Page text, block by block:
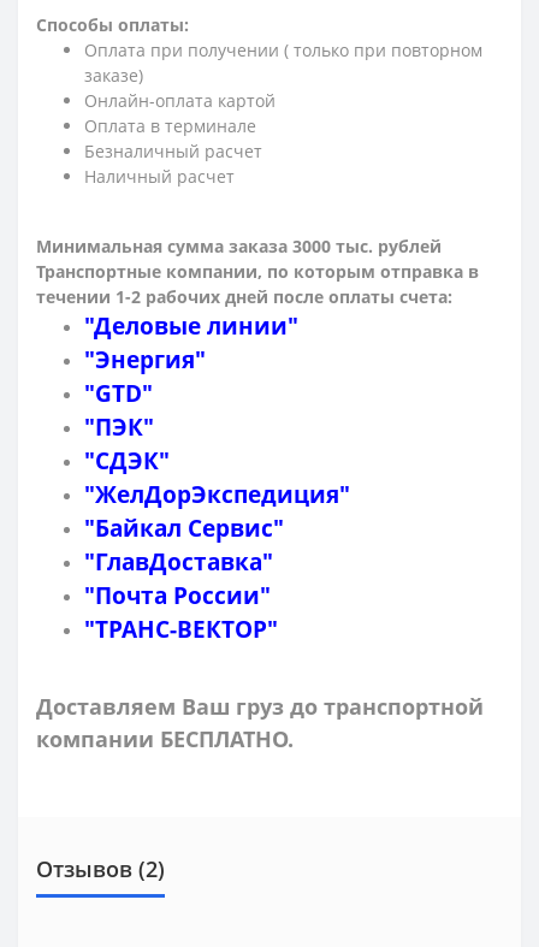
Способы оплаты:
Оплата при получении ( только при повторном
заказе)
Онлайн-оплата картой
Оплата в терминале
Безналичный расчет
Наличный расчет
Минимальная сумма заказа 3000 тыс. рублей
Транспортные компании, по которым отправка в
течении 1-2 рабочих дней после оплаты счета:
"Деловые линии"
"Энергия"
"GTD"
"ПЭК"
"СДЭК"
"ЖелДорЭкспедиция"
"Байкал Сервис"
"ГлавДоставка"
"Почта России"
"ТРАНС-ВЕКТОР"
Доставляем Ваш груз до транспортной
компании БЕСПЛАТНО.
Отзывов (2)